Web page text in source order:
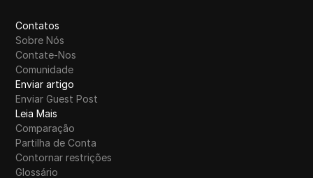
Contatos
Sobre Nós
Contate-Nos
Comunidade
Enviar artigo
Enviar Guest Post
Leia Mais
Comparação
Partilha de Conta
Contornar restrições
Glossário